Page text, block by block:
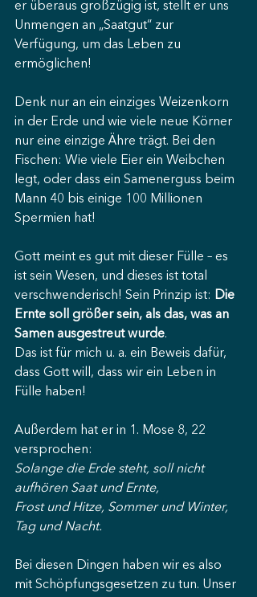
er überaus großzügig ist, stellt er uns
Unmengen an „Saatgut“ zur
Verfügung, um das Leben zu
ermöglichen!
Denk nur an ein einziges Weizenkorn
in der Erde und wie viele neue Körner
nur eine einzige Ähre trägt. Bei den
Fischen: Wie viele Eier ein Weibchen
legt, oder dass ein Samenerguss beim
Mann 40 bis einige 100 Millionen
Spermien hat!
Gott meint es gut mit dieser Fülle – es
ist sein Wesen, und dieses ist total
verschwenderisch! Sein Prinzip ist: Die
Ernte soll größer sein, als das, was an
Samen ausgestreut wurde.
Das ist für mich u. a. ein Beweis dafür,
dass Gott will, dass wir ein Leben in
Fülle haben!
Außerdem hat er in 1. Mose 8, 22
versprochen:
Solange die Erde steht, soll nicht
aufhören Saat und Ernte,
Frost und Hitze, Sommer und Winter,
Tag und Nacht.
Bei diesen Dingen haben wir es also
mit Schöpfungsgesetzen zu tun. Unser